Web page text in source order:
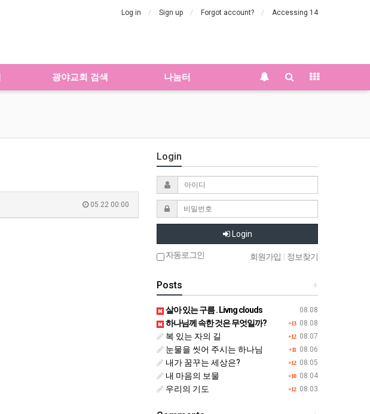
Log in Sign up Forgot account? Accessing 14
광야교회 검색 나눔터
05.22 00:00
Login
Login
자동로그인 회원가입 정보찾기
+
Posts
08.08
살아 있는 구름 . Livng clouds
+13 08.08
하나님께 속한 것은 무엇일까?
+12 08.07
복 있는 자의 길
+11 08.06
눈물을 씻어 주시는 하나님
+12 08.05
내가 꿈꾸는 세상은?
+10 08.04
내 마음의 보물
+12 08.03
우리의 기도